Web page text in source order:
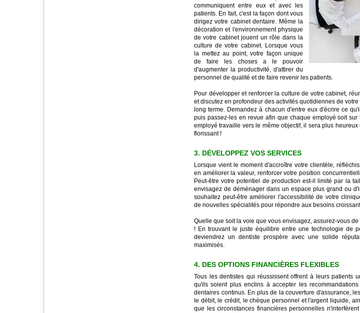
communiquent entre eux et avec les
patients. En fait, c'est la façon dont vous
dirigez votre cabinet dentaire. Même la
décoration et l'environnement physique
de votre cabinet jouent un rôle dans la
culture de votre cabinet. Lorsque vous
la mettez au point, votre façon unique
de faire les choses a le pouvoir
d'augmenter la productivité, d'attirer du
personnel de qualité et de faire revenir les patients.
Pour développer et renforcer la culture de votre cabinet,
et discutez en profondeur des activités quotidiennes de
long terme. Demandez à chacun d'entre eux d'écrire ce
puis passez-les en revue afin que chaque employé soit
employé travaille vers le même objectif, il sera plus
florissant !
3. DÉVELOPPEZ VOS SERVICES
Lorsque vient le moment d'accroître votre clientèle,
en améliorer la valeur, renforcer votre position
Peut-être votre potentiel de production est-il limité par la
envisagez de déménager dans un espace plus grand ou
souhaitez peut-être améliorer l'accessibilité de votre
de nouvelles spécialités pour répondre aux besoins
Quelle que soit la voie que vous envisagez, assurez-vous
! En trouvant le juste équilibre entre une technologie de
deviendrez un dentiste prospère avec une solide
maximisés.
4. DES OPTIONS FINANCIÈRES FLEXIBLES
Tous les dentistes qui réussissent offrent à leurs patients
qu'ils soient plus enclins à accepter les
dentaires continus. En plus de la couverture d'assurance,
le débit, le crédit, le chèque personnel et l'argent liquide,
que les circonstances financières personnelles